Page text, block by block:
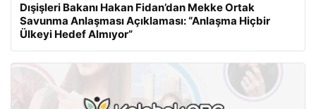
Dışişleri Bakanı Hakan Fidan’dan Mekke Ortak
Savunma Anlaşması Açıklaması: “Anlaşma Hiçbir
Ülkeyi Hedef Almıyor”